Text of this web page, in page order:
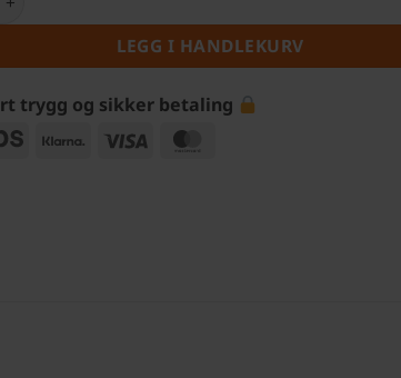
LEGG I HANDLEKURV
trygg og sikker betaling
Vipps
Klarna Visa